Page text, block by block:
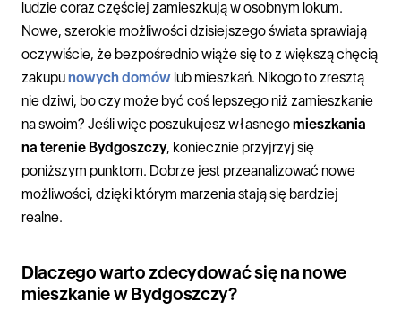
ludzie coraz częściej zamieszkują w osobnym lokum.
Nowe, szerokie możliwości dzisiejszego świata sprawiają
oczywiście, że bezpośrednio wiąże się to z większą chęcią
zakupunowych domów lub mieszkań. Nikogo to zresztą
nie dziwi, bo czy może być coś lepszego niż zamieszkanie
na swoim? Jeśli więc poszukujesz własnegomieszkania
na terenie Bydgoszczy, koniecznie przyjrzyj się
poniższym punktom. Dobrze jest przeanalizować nowe
możliwości, dzięki którym marzenia stają się bardziej
realne.
Dlaczego warto zdecydować się na nowe
mieszkanie w Bydgoszczy?